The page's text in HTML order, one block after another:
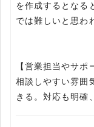
を作成するとなる
では難しいと思わ
【営業担当やサポ
相談しやすい雰囲
きる。対応も明確